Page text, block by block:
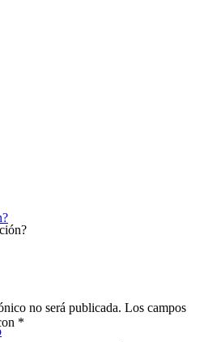
no será publicada. Los campos
*